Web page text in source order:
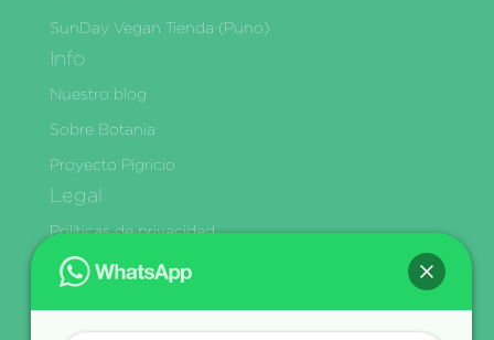
SunDay Vegan Tienda (Puno)
Info
Nuestro blog
Sobre Botania
Proyecto Pigricio
Legal
Políticas de privacidad
Términos y condiciones